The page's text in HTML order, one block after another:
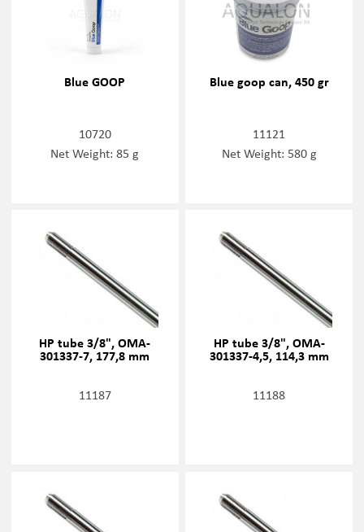
Blue GOOP
10720
Net Weight: 85 g
Blue goop can, 450 gr
11121
Net Weight: 580 g
HP tube 3/8", OMA-
301337-7, 177,8 mm
11187
HP tube 3/8", OMA-
301337-4,5, 114,3 mm
11188